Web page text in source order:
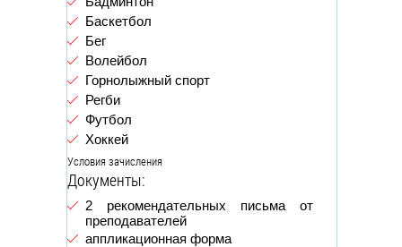
Баскетбол
Бег
Волейбол
Горнолыжный спорт
Регби
Футбол
Хоккей
Условия зачисления
Документы:
2 рекомендательных письма от
преподавателей
аппликационная форма